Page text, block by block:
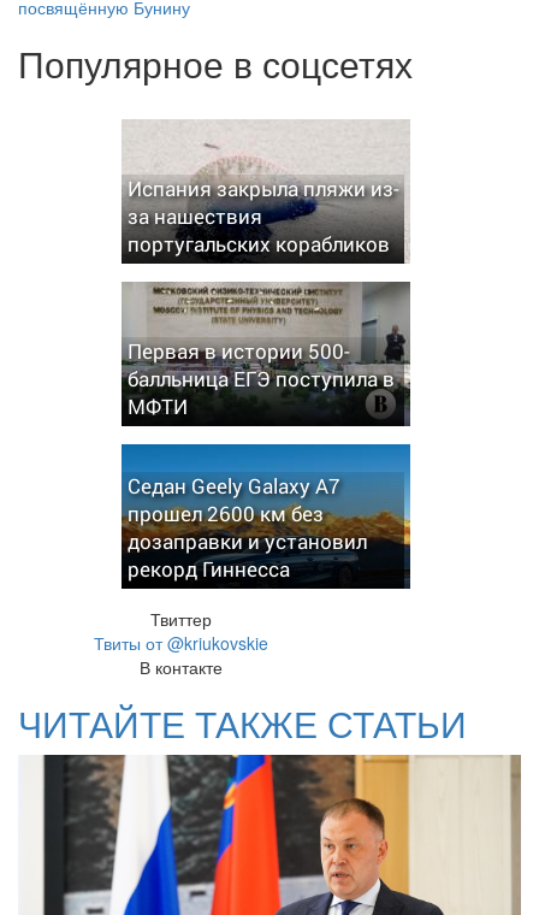
посвящённую Бунину
Популярное в соцсетях
Испания закрыла пляжи из-
за нашествия
португальских корабликов
Первая в истории 500-
балльница ЕГЭ поступила в
МФТИ
Седан Geely Galaxy A7
прошел 2600 км без
дозаправки и установил
рекорд Гиннесса
Твиттер
Твиты от @kriukovskie
В контакте
ЧИТАЙТЕ ТАКЖЕ СТАТЬИ